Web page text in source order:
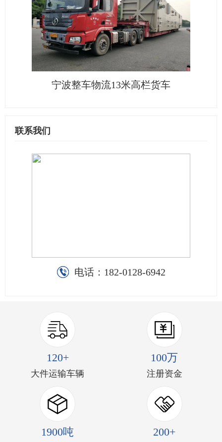
宁波整车物流13米高栏货车
联系我们
电话： 182-0128-6942
120+
大件运输车辆
100万
注册资金
1900吨 200+